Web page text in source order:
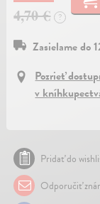
4,70 €
?
Zasielame do
Pozrieť
v
Pridať do
Odporučiť